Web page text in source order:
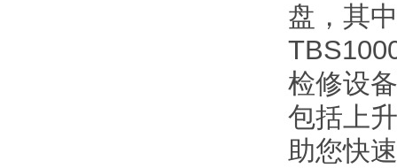
盘，其
检修设
包括上
助您快